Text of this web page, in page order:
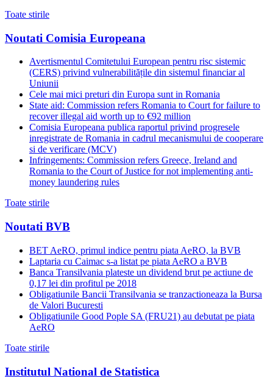
Toate stirile
Noutati Comisia Europeana
Avertismentul Comitetului European pentru risc sistemic
(CERS) privind vulnerabilitățile din sistemul financiar al
Uniunii
Cele mai mici preturi din Europa sunt in Romania
State aid: Commission refers Romania to Court for failure to
recover illegal aid worth up to €92 million
Comisia Europeana publica raportul privind progresele
inregistrate de Romania in cadrul mecanismului de cooperare
si de verificare (MCV)
Infringements: Commission refers Greece, Ireland and
Romania to the Court of Justice for not implementing anti-
money laundering rules
Toate stirile
Noutati BVB
BET AeRO, primul indice pentru piata AeRO, la BVB
Laptaria cu Caimac s-a listat pe piata AeRO a BVB
Banca Transilvania plateste un dividend brut pe actiune de
0,17 lei din profitul pe 2018
Obligatiunile Bancii Transilvania se tranzactioneaza la Bursa
de Valori Bucuresti
Obligatiunile Good Pople SA (FRU21) au debutat pe piata
AeRO
Toate stirile
Institutul National de Statistica